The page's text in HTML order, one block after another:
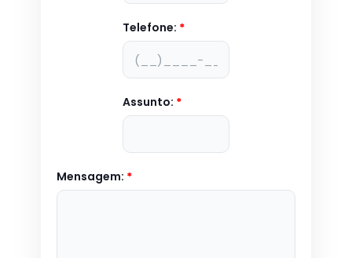
Telefone: *
Assunto: *
Mensagem: *